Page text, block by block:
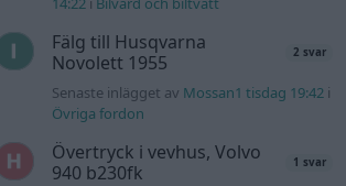
Fälg till Husqvarna
Novolett 1955
2 svar
Senaste inlägget av Mossan1 tisdag 19:42i
Övriga fordon
Övertryck i vevhus, Volvo
940 b230fk
1 svar